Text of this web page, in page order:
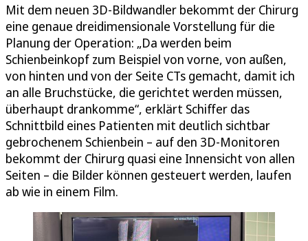
Mit dem neuen 3D-Bildwandler bekommt der Chirurg
eine genaue dreidimensionale Vorstellung für die
Planung der Operation: „Da werden beim
Schienbeinkopf zum Beispiel von vorne, von außen,
von hinten und von der Seite CTs gemacht, damit ich
an alle Bruchstücke, die gerichtet werden müssen,
überhaupt drankomme“, erklärt Schiffer das
Schnittbild eines Patienten mit deutlich sichtbar
gebrochenem Schienbein – auf den 3D-Monitoren
bekommt der Chirurg quasi eine Innensicht von allen
Seiten – die Bilder können gesteuert werden, laufen
ab wie in einem Film.